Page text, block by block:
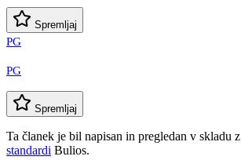
Spremljaj
PG
PG
Spremljaj
Ta članek je bil napisan in pregledan v skladu z
standardi Bulios.